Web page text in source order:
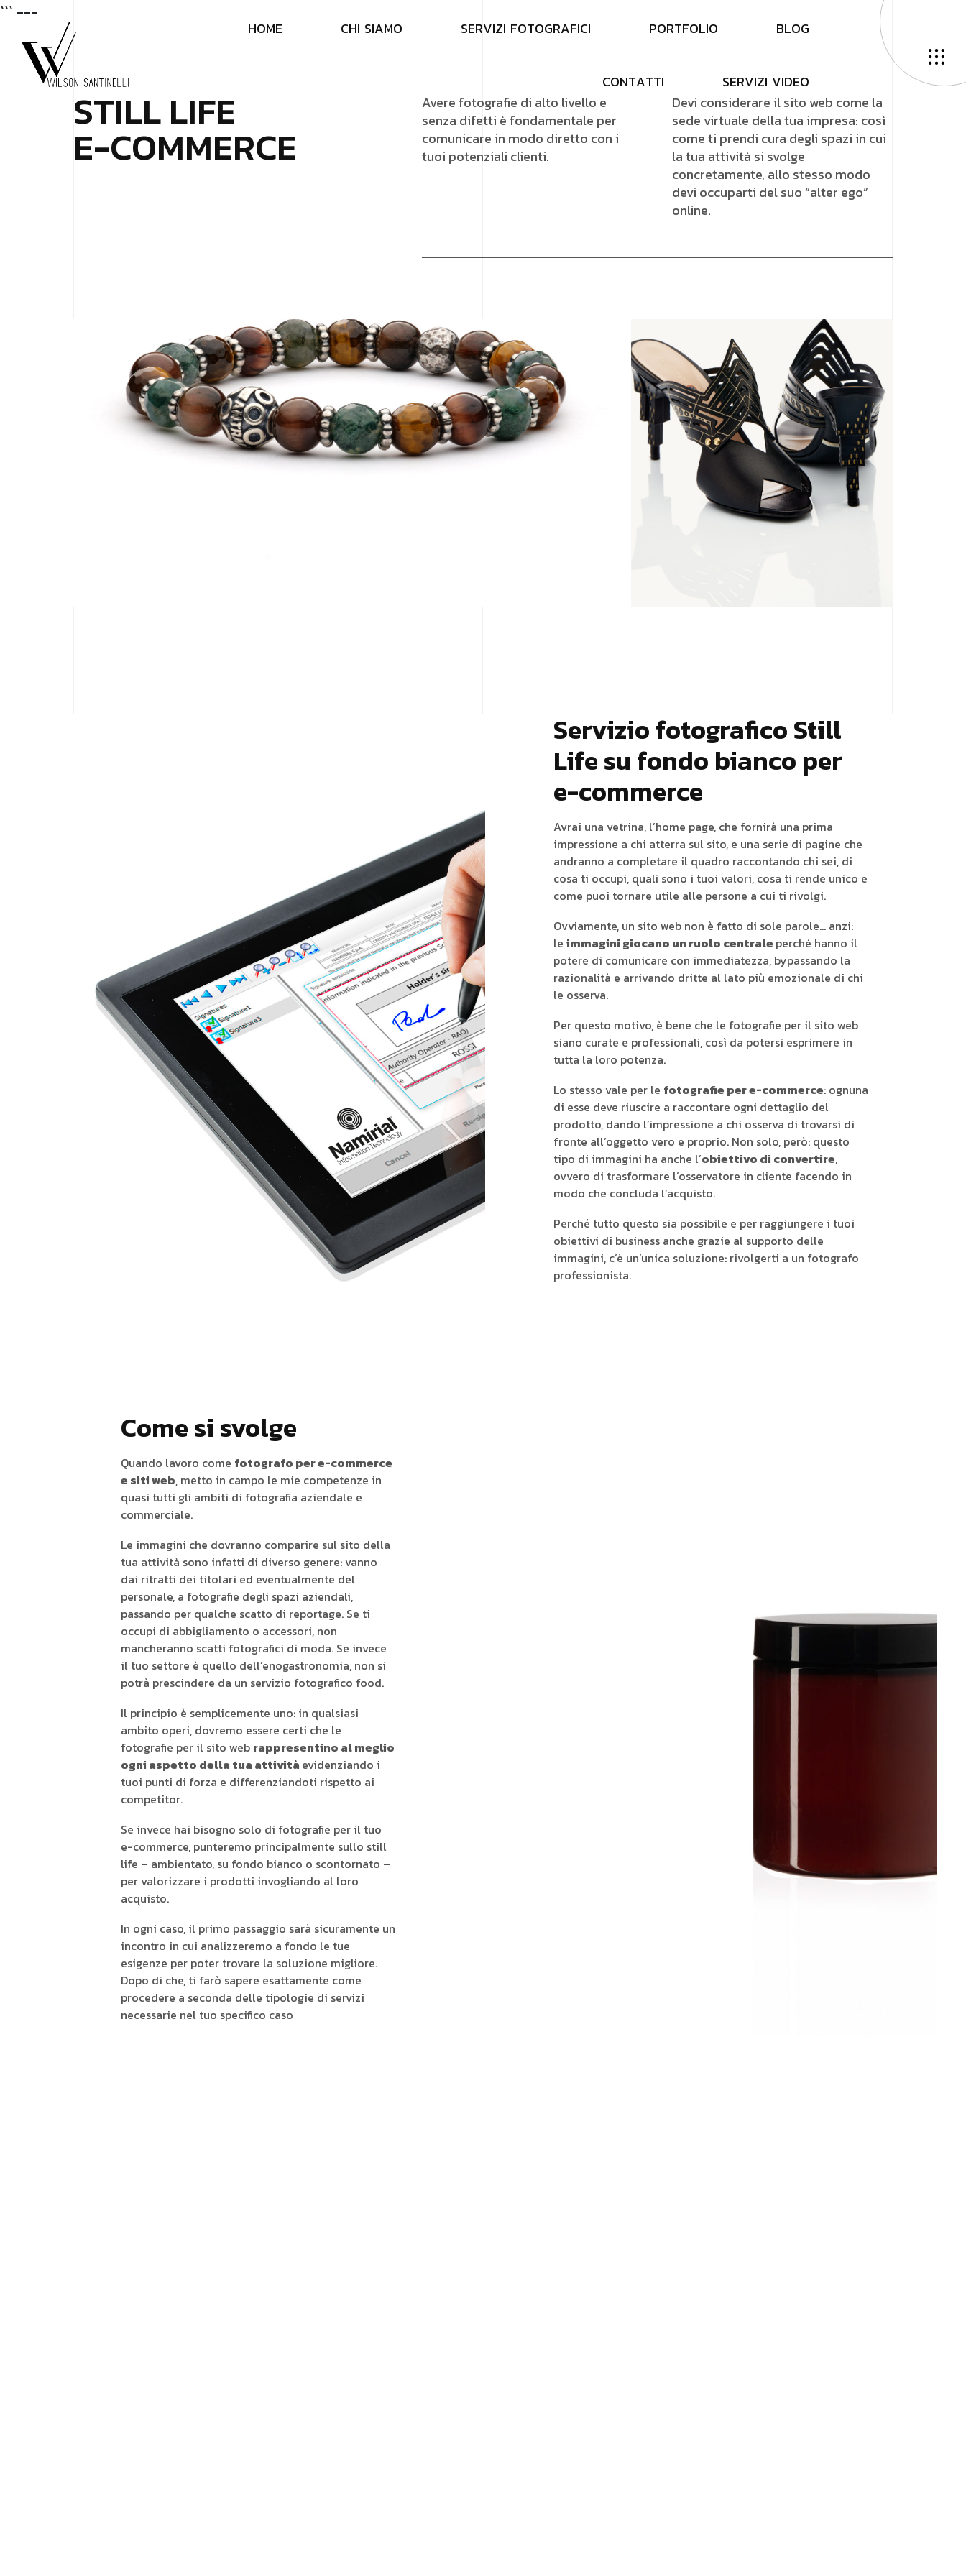
``` ---
HOME CHI SIAMO SERVIZI FOTOGRAFICI PORTFOLIO BLOG
CONTATTI SERVIZI VIDEO
STILLLIFE
E-COMMERCE
Avere fotografie di alto livello e
senza difetti è fondamentale per
comunicare in modo diretto con i
tuoi potenziali clienti.
Devi considerare il sito web come la
sede virtuale della tua impresa: così
come ti prendi cura degli spazi in cui
la tua attività si svolge
concretamente, allo stesso modo
devi occuparti del suo “alter ego”
online.
Servizio fotografico Still
Life su fondo bianco per
e-commerce
Avrai una vetrina, l’home page, che fornirà una prima
impressione a chi atterra sul sito, e una serie di pagine che
andranno a completare il quadro raccontando chi sei, di
cosa ti occupi, quali sono i tuoi valori, cosa ti rende unico e
come puoi tornare utile alle persone a cui ti rivolgi.
Ovviamente, un sito web non è fatto di sole parole… anzi:
le immagini giocano un ruolo centrale perché hanno il
potere di comunicare con immediatezza, bypassando la
razionalità e arrivando dritte al lato più emozionale di chi
le osserva.
Per questo motivo, è bene che le fotografie per il sito web
siano curate e professionali, così da potersi esprimere in
tutta la loro potenza.
Lo stesso vale per le fotografie per e-commerce: ognuna
di esse deve riuscire a raccontare ogni dettaglio del
prodotto, dando l’impressione a chi osserva di trovarsi di
fronte all’oggetto vero e proprio. Non solo, però: questo
tipo di immagini ha anche l’obiettivo di convertire,
ovvero di trasformare l’osservatore in cliente facendo in
modo che concluda l’acquisto.
Perché tutto questo sia possibile e per raggiungere i tuoi
obiettivi di business anche grazie al supporto delle
immagini, c’è un’unica soluzione: rivolgerti a un fotografo
professionista.
Come si svolge
Quando lavoro come fotografo per e-commerce
e siti web, metto in campo le mie competenze in
quasi tutti gli ambiti di fotografia aziendale e
commerciale.
Le immagini che dovranno comparire sul sito della
tua attività sono infatti di diverso genere: vanno
dai ritratti dei titolari ed eventualmente del
personale, a fotografie degli spazi aziendali,
passando per qualche scatto di reportage. Se ti
occupi di abbigliamento o accessori, non
mancheranno scatti fotografici di moda. Se invece
il tuo settore è quello dell’enogastronomia, non si
potrà prescindere da un servizio fotografico food.
Il principio è semplicemente uno: in qualsiasi
ambito operi, dovremo essere certi che le
fotografie per il sito web rappresentino al meglio
ogni aspetto della tua attività evidenziando i
tuoi punti di forza e differenziandoti rispetto ai
competitor.
Se invece hai bisogno solo di fotografie per il tuo
e-commerce, punteremo principalmente sullo still
life – ambientato, su fondo bianco o scontornato –
per valorizzare i prodotti invogliando al loro
acquisto.
In ogni caso, il primo passaggio sarà sicuramente un
incontro in cui analizzeremo a fondo le tue
esigenze per poter trovare la soluzione migliore.
Dopo di che, ti farò sapere esattamente come
procedere a seconda delle tipologie di servizi
necessarie nel tuo specifico caso